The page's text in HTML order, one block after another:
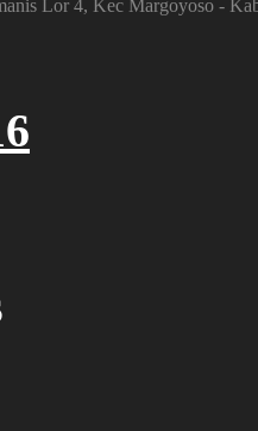
Lor 4, Kec Margoyoso -